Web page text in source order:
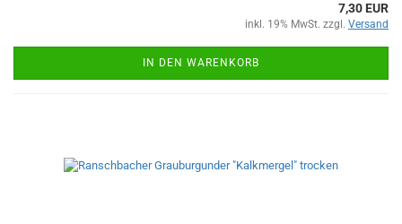
7,30 EUR
inkl. 19% MwSt. zzgl. Versand
IN DEN WARENKORB